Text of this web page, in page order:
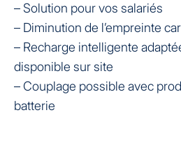
– Solution pour vos salariés
– Diminution de l’empreinte
– Recharge intelligente
disponible sur site
– Couplage possible avec
batterie